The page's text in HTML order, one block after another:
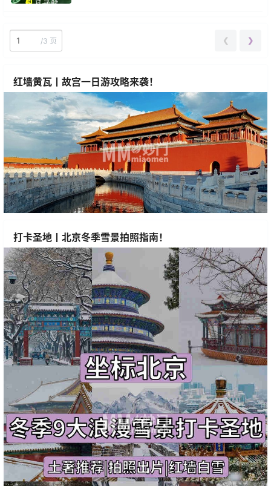
/3 页 ❮ ❯
红墙黄瓦丨故宫一日游攻略来袭！
打卡圣地丨北京冬季雪景拍照指南！